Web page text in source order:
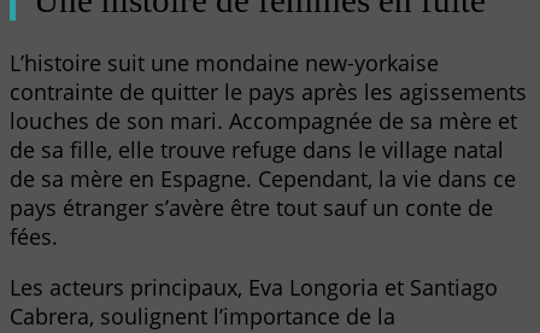
L’histoire suit une mondaine new-yorkaise
contrainte de quitter le pays après les agissements
louches de son mari. Accompagnée de sa mère et
de sa fille, elle trouve refuge dans le village natal
de sa mère en Espagne. Cependant, la vie dans ce
pays étranger s’avère être tout sauf un conte de
fées.
Les acteurs principaux, Eva Longoria et Santiago
Cabrera, soulignent l’importance de la